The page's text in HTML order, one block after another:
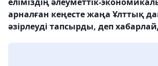
арналған кеңесте жаңа Ұлттық
әзірлеуді тапсырды, деп